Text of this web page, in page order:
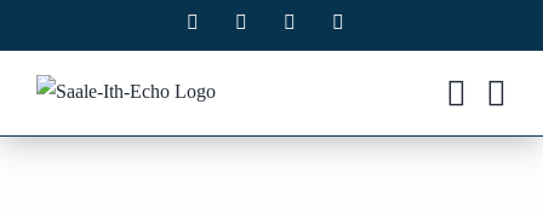
Inhalt
springen
Facebook Instagram